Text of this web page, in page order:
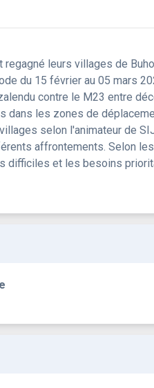
leurs villages de
du 15 février au 05 mars
contre le M23 entre
dans les zones de
selon l'animateur de
affrontements. Selon
difficiles et les besoins